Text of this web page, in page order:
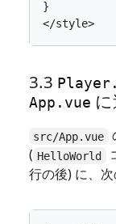
}
</style>
3.3
App.vue
src/App.vue
( HelloWorld
行の後) に、